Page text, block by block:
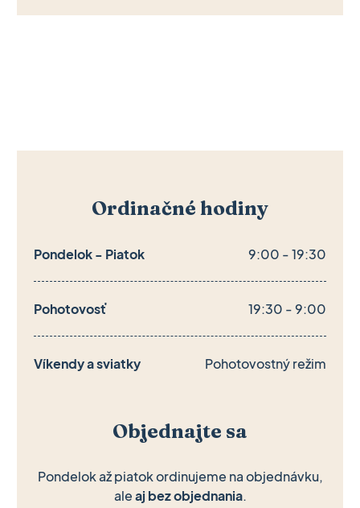
Ordinačné hodiny
Pondelok - Piatok 9:00 - 19:30
Pohotovosť 19:30 - 9:00
Víkendy a sviatky Pohotovostný režim
Objednajte sa
Pondelok až piatok ordinujeme na objednávku,
aleaj bez objednania.